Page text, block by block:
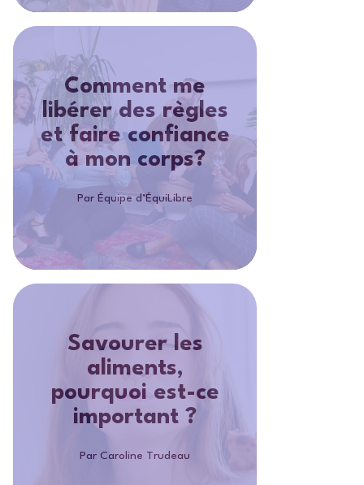
Comment me
libérer des règles
et faire confiance
à mon corps?
Par Équipe d’ÉquiLibre
Savourer les
aliments,
pourquoi est-ce
important ?
Par Caroline Trudeau